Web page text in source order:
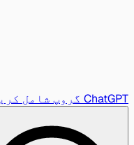
ChatGPT گروپ شامل کریں